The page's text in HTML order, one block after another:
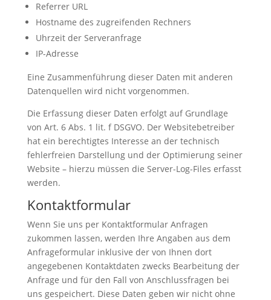
Referrer URL
Hostname des zugreifenden Rechners
Uhrzeit der Serveranfrage
IP-Adresse
Eine Zusammenführung dieser Daten mit anderen
Datenquellen wird nicht vorgenommen.
Die Erfassung dieser Daten erfolgt auf Grundlage
von Art. 6 Abs. 1 lit. f DSGVO. Der Websitebetreiber
hat ein berechtigtes Interesse an der technisch
fehlerfreien Darstellung und der Optimierung seiner
Website – hierzu müssen die Server-Log-Files erfasst
werden.
Kontaktformular
Wenn Sie uns per Kontaktformular Anfragen
zukommen lassen, werden Ihre Angaben aus dem
Anfrageformular inklusive der von Ihnen dort
angegebenen Kontaktdaten zwecks Bearbeitung der
Anfrage und für den Fall von Anschlussfragen bei
uns gespeichert. Diese Daten geben wir nicht ohne